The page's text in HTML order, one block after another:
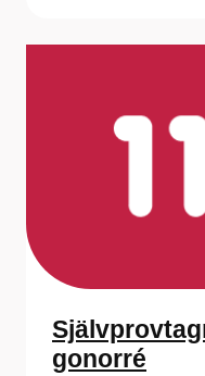
gonorré